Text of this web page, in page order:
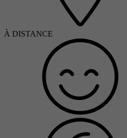
À DISTANCE